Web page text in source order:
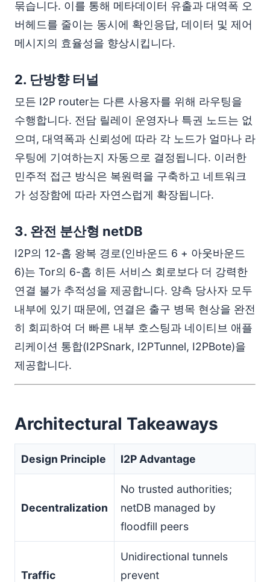
묶습니다. 이를 통해 메타데이터 유출과 대역폭 오
버헤드를 줄이는 동시에 확인응답, 데이터 및 제어
메시지의 효율성을 향상시킵니다.
2. 단방향 터널
모든 I2P router는 다른 사용자를 위해 라우팅을
수행합니다. 전담 릴레이 운영자나 특권 노드는 없
으며, 대역폭과 신뢰성에 따라 각 노드가 얼마나 라
우팅에 기여하는지 자동으로 결정됩니다. 이러한
민주적 접근 방식은 복원력을 구축하고 네트워크
가 성장함에 따라 자연스럽게 확장됩니다.
3. 완전 분산형 netDB
I2P의 12-홉 왕복 경로(인바운드 6 + 아웃바운드
6)는 Tor의 6-홉 히든 서비스 회로보다 더 강력한
연결 불가 추적성을 제공합니다. 양측 당사자 모두
내부에 있기 때문에, 연결은 출구 병목 현상을 완전
히 회피하여 더 빠른 내부 호스팅과 네이티브 애플
리케이션 통합(I2PSnark, I2PTunnel, I2PBote)을
제공합니다.
Architectural Takeaways
Design Principle I2P Advantage
Decentralization
No trusted authorities;
netDB managed by
floodfill peers
Traffic
Unidirectional tunnels
prevent